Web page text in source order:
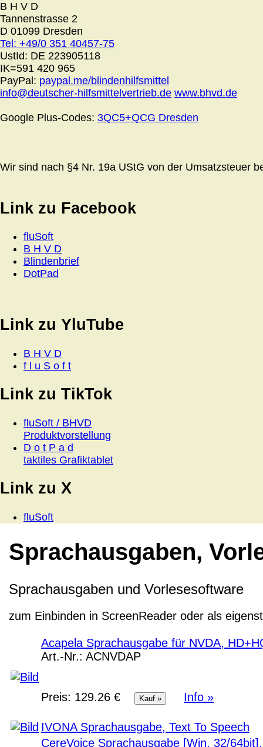
B H V D
Tannenstrasse 2
D 01099 Dresden
Tel: +49/0 351 40457-75
UstId: DE 223905118
IK=591 420 965
PayPal: paypal.me/blindenhilfsmittel
info@deutscher-hilfsmittelvertrieb.de www.bhvd.de
Google Plus-Codes: 3QC5+QCG Dresden
Wir sind nach §4 Nr. 19a UStG von der Umsatzsteuer
Link zu Facebook
fluSoft
B H V D
Blindenbrief
DotPad
Link zu YluTube
B H V D
f l u S o f t
Link zu TikTok
fluSoft / BHVD
Produktvorstellung
D o t P a d
taktiles Grafiktablet
Link zu X
fluSoft
Sprachausgaben,
Sprachausgaben und Vorlesesoftware
zum Einbinden in ScreenReader oder als
Acapela Sprachausgabe für NVDA,
Art.-Nr.: ACNVDAP
Preis: 129.26 € Info »
IVONA Sprachausgabe, Text To Speech
CereVoice Sprachausgabe [Win, 32/